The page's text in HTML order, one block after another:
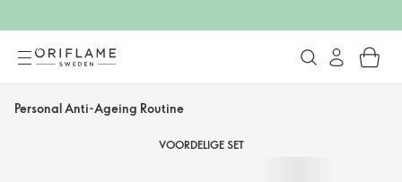
Personal Anti-Ageing Routine
VOORDELIGE SET